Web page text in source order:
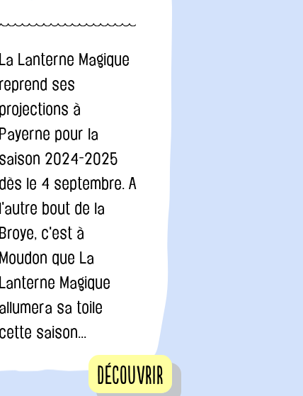
La Lanterne Magique
reprend ses
projections à
Payerne pour la
saison 2024-2025
dès le 4 septembre. A
l'autre bout de la
Broye, c'est à
Moudon que La
Lanterne Magique
allumera sa toile
cette saison...
Découvrir